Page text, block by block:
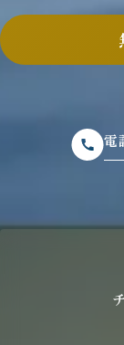
電